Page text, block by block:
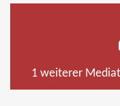
1 weiterer